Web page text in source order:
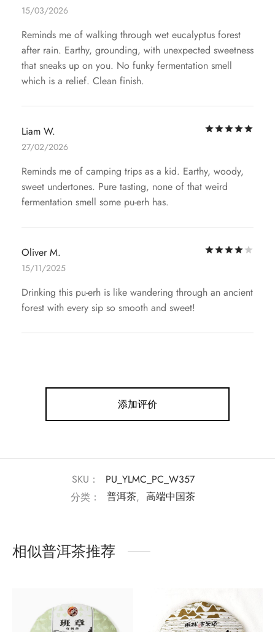
15/03/2026
Reminds me of walking through wet eucalyptus forest
after rain. Earthy, grounding, with unexpected sweetness
that sneaks up on you. No funky fermentation smell
which is a relief. Clean finish.
Liam W.
27/02/2026
Reminds me of camping trips as a kid. Earthy, woody,
sweet undertones. Pure tasting, none of that weird
fermentation smell some pu-erh has.
Oliver M.
15/11/2025
Drinking this pu-erh is like wandering through an ancient
forest with every sip so smooth and sweet!
添加评价
SKU：
PU_YLMC_PC_W357
分类：
普洱茶, 高端中国茶
相似普洱茶推荐